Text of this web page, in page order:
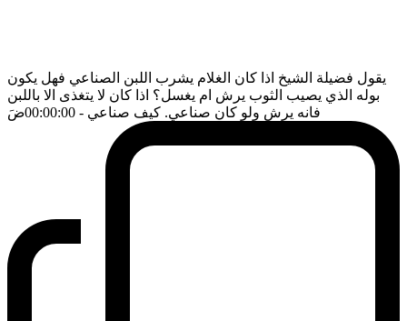
يقول فضيلة الشيخ اذا كان الغلام يشرب اللبن الصناعي فهل يكون
بوله الذي يصيب الثوب يرش ام يغسل؟ اذا كان لا يتغذى الا باللبن
فانه يرش ولو كان صناعي. كيف صناعي - 00:00:00 ضَ